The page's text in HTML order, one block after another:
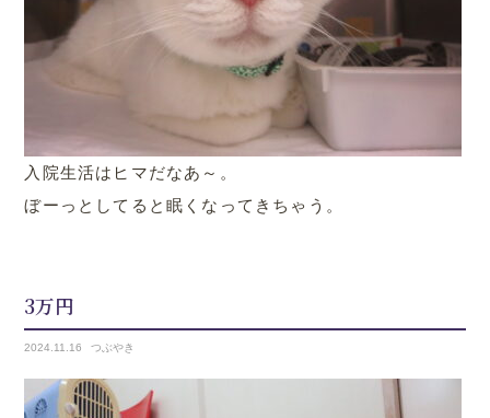
入院生活はヒマだなあ～。
ぼーっとしてると眠くなってきちゃう。
3万円
2024. 11.16 つぶやき